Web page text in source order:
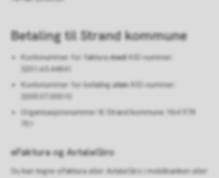
Betaling til Strand kommune
Kontonummer for fakturamedKID-nummer:
3201.63.44841
Kontonummer for betalingutenKID-nummer:
3205.07.00010
Organisasjonsnummer til Strand kommune: 964 978
751
eFaktura og AvtaleGiro
Du kan tegne eFaktura eller AvtaleGiro i mobilbanken eller